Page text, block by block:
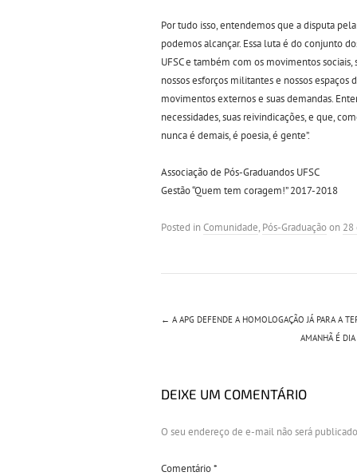
Por tudo isso, entendemos que a disputa
podemos alcançar. Essa luta é do conjunto
UFSC e também com os movimentos
nossos esforços militantes e nossos
movimentos externos e suas demandas.
necessidades, suas reivindicações, e que,
nunca é demais, é poesia, é gente”.
Associação de Pós-Graduandos UFSC
Gestão “Quem tem coragem!” 2017-2018
Posted inComunidade, Pós-Graduaçãoon 28
← A APG DEFENDE A HOMOLOGAÇÃO JÁ PARA A
AMANHÃ É
DEIXE UM COMENTÁRIO
O seu endereço de e-mail não será
Comentário*